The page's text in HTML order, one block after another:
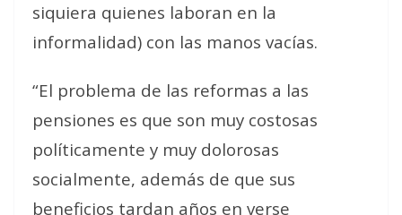
siquiera quienes laboran en la
informalidad) con las manos vacías.
“El problema de las reformas a las
pensiones es que son muy costosas
políticamente y muy dolorosas
socialmente, además de que sus
beneficios tardan años en verse